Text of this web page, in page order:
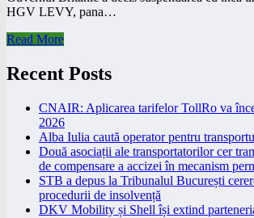
HGV LEVY, pana…
Read More
Recent Posts
CNAIR: Aplicarea tarifelor TollRo va
2026
Alba Iulia caută operator pentru
Două asociații ale transportatorilor cer
de compensare a accizei în mecanism
STB a depus la Tribunalul București
procedurii de insolvență
DKV Mobility și Shell își extind